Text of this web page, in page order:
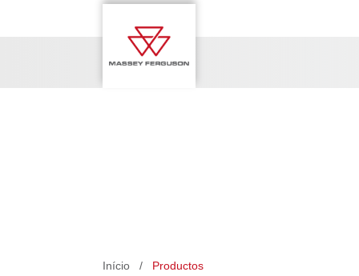
Ir para el contenido
Início / Productos